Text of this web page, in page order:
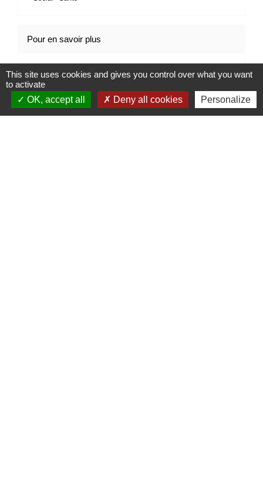
Pour en savoir plus
Comprendre votre numéro de sécurité sociale open_in_new
Caisse nationale d'assurance maladie (Cnam)
Signaler une erreur sur cette page
This site uses cookies and gives you control over what you want
to activate
OK, accept all
Deny all cookies Personalize